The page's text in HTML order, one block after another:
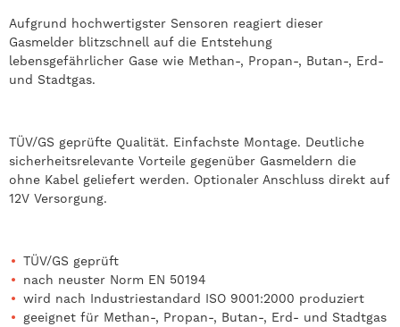
Aufgrund hochwertigster Sensoren reagiert dieser
Gasmelder blitzschnell auf die Entstehung
lebensgefährlicher Gase wie Methan-, Propan-, Butan-, Erd-
und Stadtgas.
TÜV/GS geprüfte Qualität. Einfachste Montage. Deutliche
sicherheitsrelevante Vorteile gegenüber Gasmeldern die
ohne Kabel geliefert werden. Optionaler Anschluss direkt auf
12V Versorgung.
TÜV/GS geprüft
nach neuster Norm EN 50194
wird nach Industriestandard ISO 9001:2000 produziert
geeignet für Methan-, Propan-, Butan-, Erd- und Stadtgas